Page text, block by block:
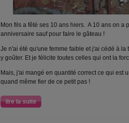
Mon fils a fêté ses 10 ans hiers. A 10 ans on a
anniversaire sauf pour faire le gâteau !
Je n'ai été qu'une femme faible et j'ai cédé à la
y goûter. Et je félicite toutes celles qui ont la
Mais, j'ai mangé en quantité correct ce qui est
quand même fier de ce petit pas !
lire la suite